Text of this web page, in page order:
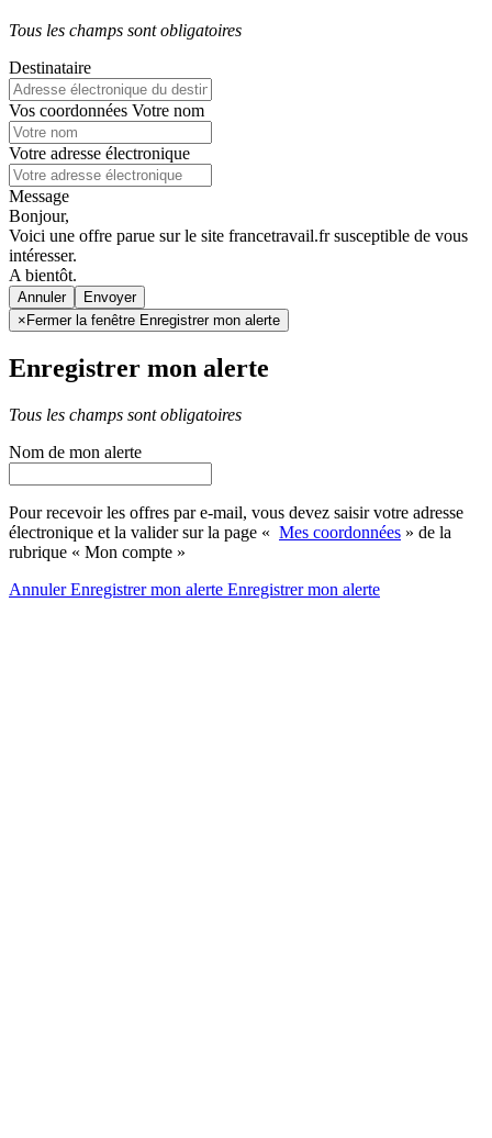
Tous les champs sont obligatoires
Destinataire
Vos coordonnées Votre nom
Votre adresse électronique
Message
Bonjour,
Voici une offre parue sur le site francetravail.fr susceptible de vous
intéresser.
A bientôt.
Annuler
× Fermer la fenêtre Enregistrer mon alerte
Enregistrer mon alerte
Tous les champs sont obligatoires
Nom de mon alerte
Pour recevoir les offres par e-mail, vous devez saisir votre adresse
électronique et la valider sur la page « Mes coordonnées » de la
rubrique « Mon compte »
AnnulerEnregistrer mon alerte Enregistrermon alerte